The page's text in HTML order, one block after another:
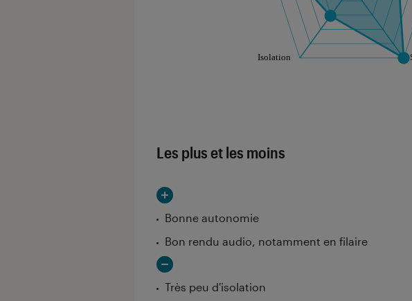
Les plus et les moins
Bonne autonomie
Bon rendu audio, notamment en filaire
Très peu d'isolation